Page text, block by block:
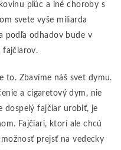
pľúc a iné choroby s
svete vyše miliarda
podľa odhadov bude v
fajčiarov.
to. Zbavíme náš svet dymu.
a cigaretový dym, nie
dospelý fajčiar urobiť, je
Fajčiari, ktorí ale chcú
prejsť na vedecky